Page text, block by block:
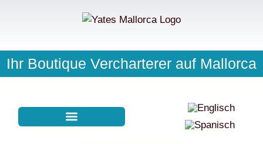
Ihr Boutique Vercharterer auf Mallorca